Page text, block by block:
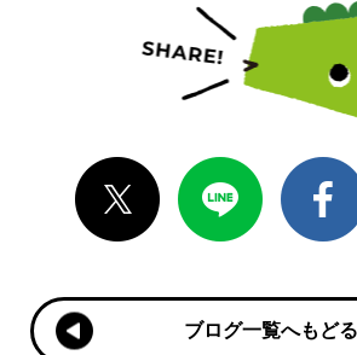
ブログ一覧へもどる
ブログ一覧へもどる